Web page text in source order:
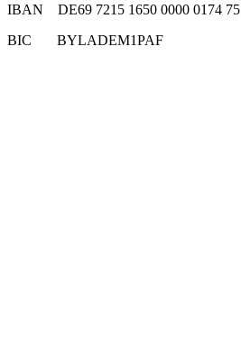
IBAN DE69 7215 1650 0000 0174 75
BIC BYLADEM1PAF